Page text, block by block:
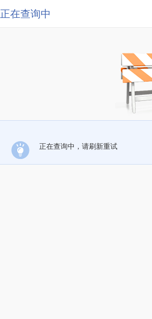
正在查询中
正在查询中，请刷新重试